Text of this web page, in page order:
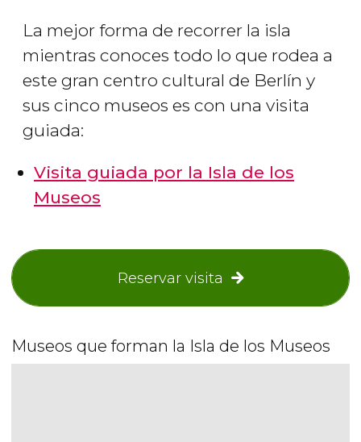
La mejor forma de recorrer la isla
mientras conoces todo lo que rodea a
este gran centro cultural de Berlín y
sus cinco museos es con una visita
guiada:
Visita guiada por la Isla de los
Museos
Reservar visita
Museos que forman la Isla de los Museos